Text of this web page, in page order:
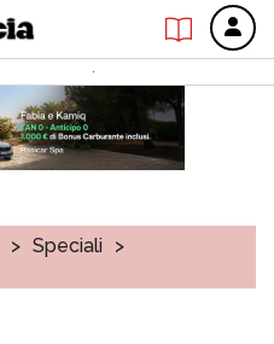
> Speciali >